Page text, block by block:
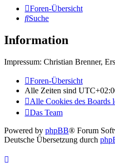
Foren-Übersicht
Suche
Information
Impressum: Christian Brenner,
Foren-Übersicht
Alle Zeiten sind
Alle Cookies des Boards
Das Team
Powered by phpBB® Forum
Deutsche Übersetzung durch